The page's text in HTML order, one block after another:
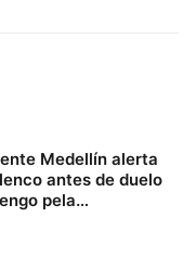
Medellín alerta
antes de duelo
pela